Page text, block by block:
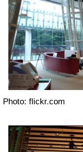
Photo: flickr.com